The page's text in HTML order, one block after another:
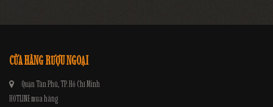
CỬA HÀNG RƯỢU NGOẠI
Quận Tân Phú, TP. Hồ Chí Minh
HOTLINE mua hàng